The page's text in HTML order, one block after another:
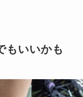
もいいかも